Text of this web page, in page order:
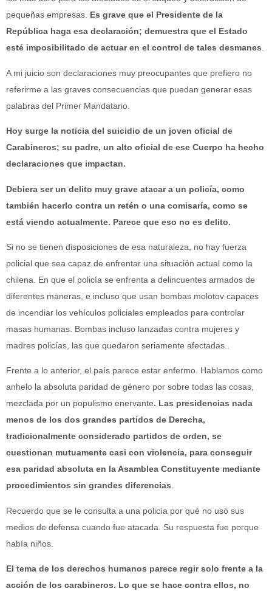
pequeñas empresas. Es grave que el Presidente de la
República haga esa declaración; demuestra que el Estado
esté imposibilitado de actuar en el control de tales desmanes.
A mi juicio son declaraciones muy preocupantes que prefiero no
referirme a las graves consecuencias que puedan generar esas
palabras del Primer Mandatario.
Hoy surge la noticia del suicidio de un joven oficial de
Carabineros; su padre, un alto oficial de ese Cuerpo ha hecho
declaraciones que impactan.
Debiera ser un delito muy grave atacar a un policía, como
también hacerlo contra un retén o una comisaría, como se
está viendo actualmente. Parece que eso no es delito.
Si no se tienen disposiciones de esa naturaleza, no hay fuerza
policial que sea capaz de enfrentar una situación actual como la
chilena. En que el policía se enfrenta a delincuentes armados de
diferentes maneras, e incluso que usan bombas molotov capaces
de incendiar los vehículos policiales empleados para controlar
masas humanas. Bombas incluso lanzadas contra mujeres y
madres policías, las que quedaron seriamente afectadas..
Frente a lo anterior, el país parece estar enfermo. Hablamos como
anhelo la absoluta paridad de género por sobre todas las cosas,
mezclada por un populismo enervante. Las presidencias nada
menos de los dos grandes partidos de Derecha,
tradicionalmente considerado partidos de orden, se
cuestionan mutuamente casi con violencia, para conseguir
esa paridad absoluta en la Asamblea Constituyente mediante
procedimientos sin grandes diferencias.
Recuerdo que se le consulta a una policía por qué no usó sus
medios de defensa cuando fue atacada. Su respuesta fue porque
había niños.
El tema de los derechos humanos parece regir solo frente a la
acción de los carabineros. Lo que se hace contra ellos, no